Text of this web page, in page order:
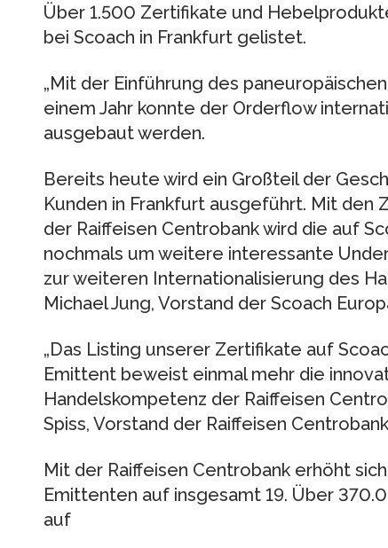
Über 1.500 Zertifikate und
bei Scoach in Frankfurt gelistet.
„Mit der Einführung des
einem Jahr konnte der Orderflow
ausgebaut werden.
Bereits heute wird ein Großteil der
Kunden in Frankfurt ausgeführt. Mit
der Raiffeisen Centrobank wird die auf
nochmals um weitere interessante
zur weiteren Internationalisierung des
Michael Jung, Vorstand der Scoach
„Das Listing unserer Zertifikate auf
Emittent beweist einmal mehr die
Handelskompetenz der Raiffeisen
Spiss, Vorstand der Raiffeisen
Mit der Raiffeisen Centrobank erhöht
Emittenten auf insgesamt 19. Über
auf